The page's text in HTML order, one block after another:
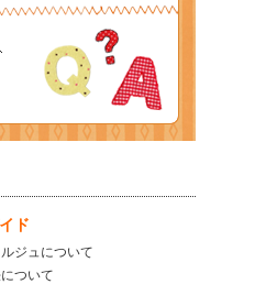
ド
ジュについて
ついて